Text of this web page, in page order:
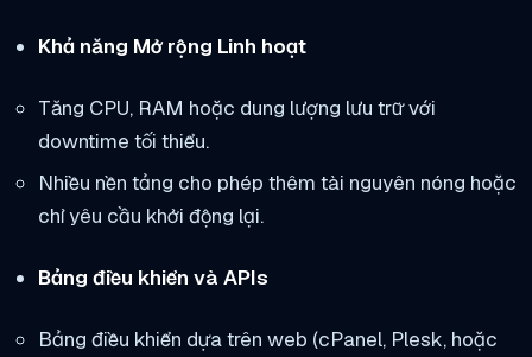
Khả năng Mở rộng Linh hoạt
Tăng CPU, RAM hoặc dung lượng lưu trữ với
downtime tối thiểu.
Nhiều nền tảng cho phép thêm tài nguyên nóng hoặc
chỉ yêu cầu khởi động lại.
Bảng điều khiển và APIs
Bảng điều khiển dựa trên web (cPanel, Plesk, hoặc